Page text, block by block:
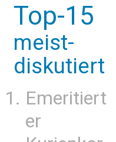
Top-15
meist-
diskutiert
Emeritiert
er